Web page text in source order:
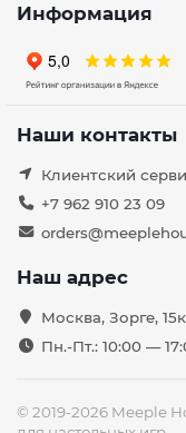
Информация
Наши контакты
Клиентский
+7 962 910 23 09
Наш адрес
Москва, Зорге,
Пн.-Пт.: 10:00 —
© 2019-2026 Meeple